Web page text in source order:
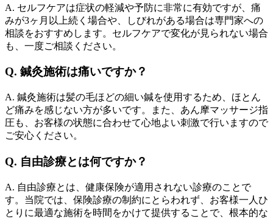
A. セルフケアは症状の軽減や予防に非常に有効ですが、痛
みが3ヶ月以上続く場合や、しびれがある場合は専門家への
相談をおすすめします。セルフケアで変化が見られない場合
も、一度ご相談ください。
Q. 鍼灸施術は痛いですか？
A. 鍼灸施術は髪の毛ほどの細い鍼を使用するため、ほとん
ど痛みを感じない方が多いです。また、あん摩マッサージ指
圧も、お客様の状態に合わせて心地よい刺激で行いますので
ご安心ください。
Q. 自由診療とは何ですか？
A. 自由診療とは、健康保険が適用されない診療のことで
す。当院では、保険診療の制約にとらわれず、お客様一人ひ
とりに最適な施術を時間をかけて提供することで、根本的な